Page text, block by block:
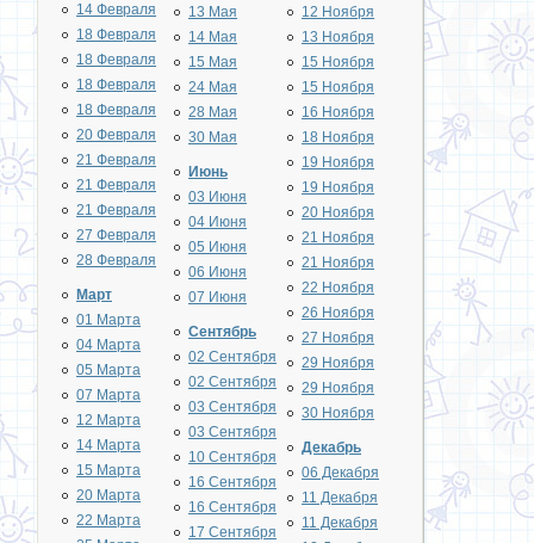
14 Февраля
18 Февраля
18 Февраля
18 Февраля
18 Февраля
20 Февраля
21 Февраля
21 Февраля
21 Февраля
27 Февраля
28 Февраля
Март
01 Марта
04 Марта
05 Марта
07 Марта
12 Марта
14 Марта
15 Марта
20 Марта
22 Марта
13 Мая
14 Мая
15 Мая
24 Мая
28 Мая
30 Мая
Июнь
03 Июня
04 Июня
05 Июня
06 Июня
07 Июня
Сентябрь
02 Сентября
02 Сентября
03 Сентября
03 Сентября
10 Сентября
16 Сентября
16 Сентября
17 Сентября
12 Ноября
13 Ноября
15 Ноября
15 Ноября
16 Ноября
18 Ноября
19 Ноября
19 Ноября
20 Ноября
21 Ноября
21 Ноября
22 Ноября
26 Ноября
27 Ноября
29 Ноября
29 Ноября
30 Ноября
Декабрь
06 Декабря
11 Декабря
11 Декабря